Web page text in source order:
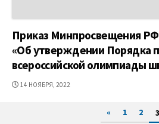
Приказ Минпросвещения РФ
«Об утверждении Порядка
всероссийской олимпиады
ДАТА
14 НОЯБРЯ, 2022
« 1 2 3